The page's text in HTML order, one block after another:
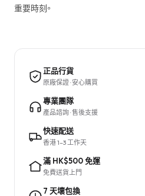
重要時刻。
正品行貨
原廠保證 · 安心購買
專業團隊
產品諮詢 · 售後支援
快速配送
香港 1–3 工作天
滿 HK$500 免運
免費送貨上門
7 天壞包換